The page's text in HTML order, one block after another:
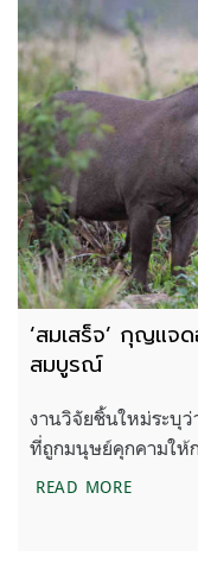
‘สมเสร็จ’ กุญแจ
สมบูรณ์
งานวิจัยชิ้นใหม่ระบุว่
ที่ถูกมนุษย์คุกคามให้
READ MORE‘สมเสร็